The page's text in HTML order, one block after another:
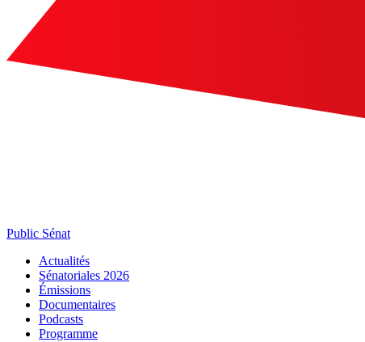
Public Sénat
Actualités
Sénatoriales 2026
Émissions
Documentaires
Podcasts
Programme